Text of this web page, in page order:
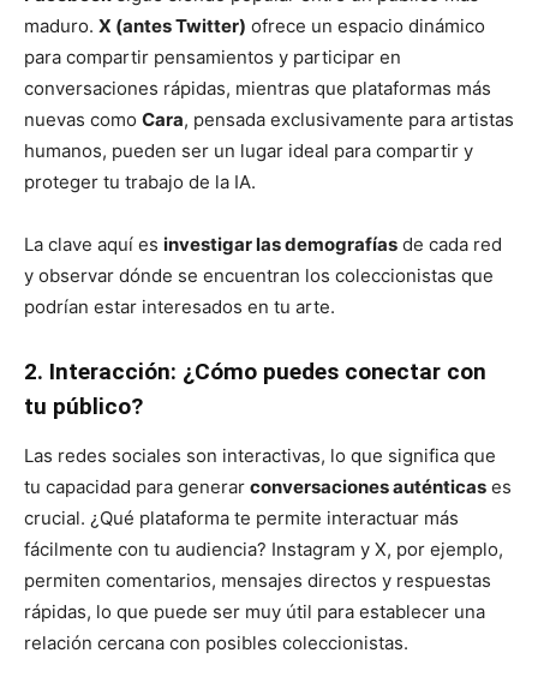
maduro. X (antes Twitter) ofrece un espacio dinámico
para compartir pensamientos y participar en
conversaciones rápidas, mientras que plataformas más
nuevas como Cara, pensada exclusivamente para artistas
humanos, pueden ser un lugar ideal para compartir y
proteger tu trabajo de la IA.
La clave aquí es investigar las demografías de cada red
y observar dónde se encuentran los coleccionistas que
podrían estar interesados en tu arte.
2. Interacción: ¿Cómo puedes conectar con
tu público?
Las redes sociales son interactivas, lo que significa que
tu capacidad para generar conversaciones auténticas es
crucial. ¿Qué plataforma te permite interactuar más
fácilmente con tu audiencia? Instagram y X, por ejemplo,
permiten comentarios, mensajes directos y respuestas
rápidas, lo que puede ser muy útil para establecer una
relación cercana con posibles coleccionistas.